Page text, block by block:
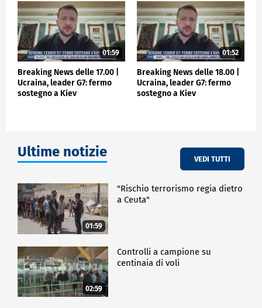
POLITICA
01:59
Breaking News delle 17.00 |
Ucraina, leader G7: fermo
sostegno a Kiev
01:52
Breaking News delle 18.00 |
Ucraina, leader G7: fermo
sostegno a Kiev
Ultime notizie VEDI TUTTI
01:59
"Rischio terrorismo regia dietro
a Ceuta"
02:59
Controlli a campione su
centinaia di voli